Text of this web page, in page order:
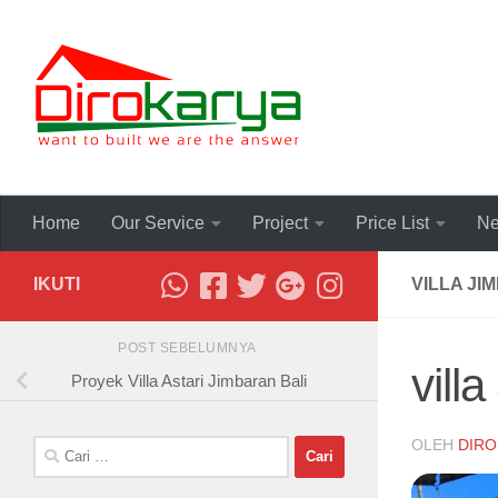
Home Our Service Project Price List
VILLA
villa
OLEH
IKUTI
POST SEBELUMNYA
Proyek Villa Astari Jimbaran Bali
Cari
untuk: